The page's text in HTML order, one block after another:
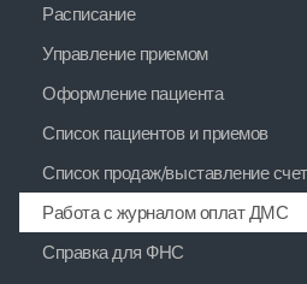
Расписание
Управление приемом
Оформление пациента
Список пациентов и приемов
Список продаж/выставление
Работа с журналом оплат ДМС
Справка для ФНС